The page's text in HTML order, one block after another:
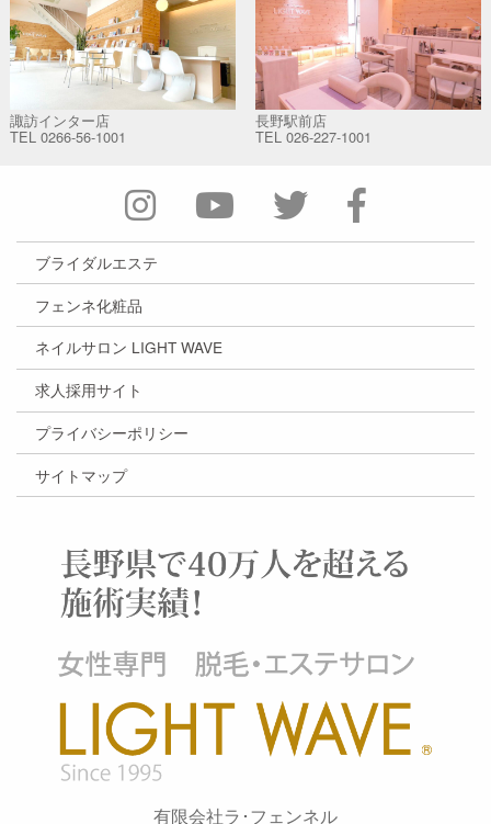
諏訪インター店
TEL 0266-56-1001
長野駅前店
TEL 026-227-1001
有限会社ラ･フェンネル
ブライダルエステ
フェンネ化粧品
ネイルサロン LIGHT WAVE
求人採用サイト
プライバシーポリシー
サイトマップ